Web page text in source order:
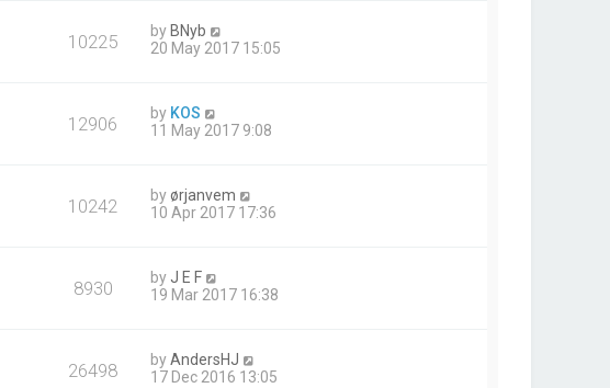
10225 by BNyb
20 May 2017 15:05
12906 by KOS
11 May 2017 9:08
10242 byørjanvem
10 Apr 2017 17:36
8930 by J E F
19 Mar 2017 16:38
26498 byAndersHJ
17 Dec 2016 13:05